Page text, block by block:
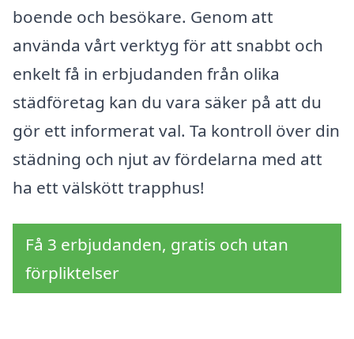
boende och besökare. Genom att
använda vårt verktyg för att snabbt och
enkelt få in erbjudanden från olika
städföretag kan du vara säker på att du
gör ett informerat val. Ta kontroll över din
städning och njut av fördelarna med att
ha ett välskött trapphus!
Få 3 erbjudanden, gratis och utan
förpliktelser